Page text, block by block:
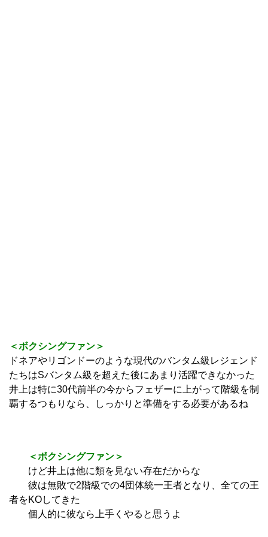
＜ボクシングファン＞
ドネアやリゴンドーのような現代のバンタム級レジェンド
たちはSバンタム級を超えた後にあまり活躍できなかった
井上は特に30代前半の今からフェザーに上がって階級を制
覇するつもりなら、しっかりと準備をする必要があるね
＜ボクシングファン＞
けど井上は他に類を見ない存在だからな
彼は無敗で2階級での4団体統一王者となり、全ての王
者をKOしてきた
個人的に彼なら上手くやると思うよ